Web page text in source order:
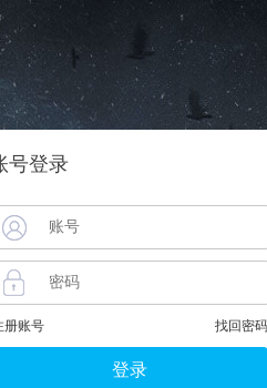
号登录
册账号 找回密码
登录